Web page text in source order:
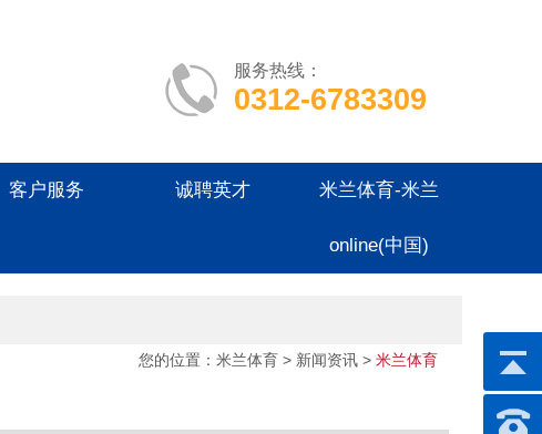
服务热线：
0312-6783309
客户服务 诚聘英才 米兰体育-米兰
online(中国)
您的位置： 米兰体育 > 新闻资讯 > 米兰体育